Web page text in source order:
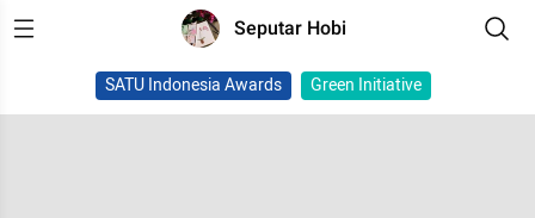
Seputar Hobi
SATU Indonesia Awards Green Initiative